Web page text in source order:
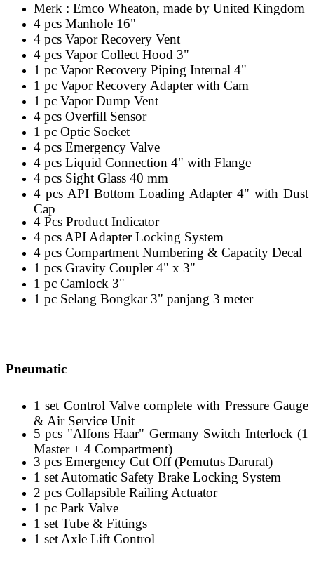
Merk : Emco Wheaton, made by United Kingdom
4 pcs Manhole 16"
4 pcs Vapor Recovery Vent
4 pcs Vapor Collect Hood 3"
1 pc Vapor Recovery Piping Internal 4"
1 pc Vapor Recovery Adapter with Cam
1 pc Vapor Dump Vent
4 pcs Overfill Sensor
1 pc Optic Socket
4 pcs Emergency Valve
4 pcs Liquid Connection 4" with Flange
4 pcs Sight Glass 40 mm
4 pcs API Bottom Loading Adapter 4" with Dust
Cap
4 Pcs Product Indicator
4 pcs API Adapter Locking System
4 pcs Compartment Numbering & Capacity Decal
1 pcs Gravity Coupler 4" x 3"
1 pc Camlock 3"
1 pc Selang Bongkar 3" panjang 3 meter
Pneumatic
1 set Control Valve complete with Pressure Gauge
& Air Service Unit
5 pcs "Alfons Haar" Germany Switch Interlock (1
Master + 4 Compartment)
3 pcs Emergency Cut Off (Pemutus Darurat)
1 set Automatic Safety Brake Locking System
2 pcs Collapsible Railing Actuator
1 pc Park Valve
1 set Tube & Fittings
1 set Axle Lift Control